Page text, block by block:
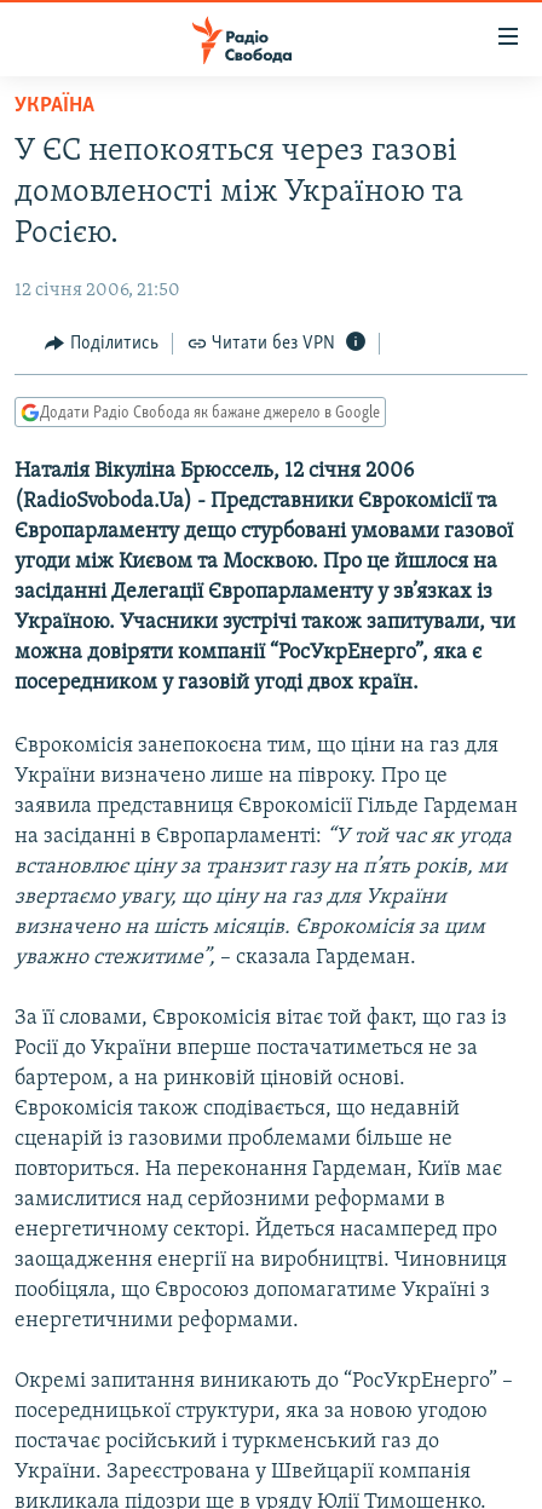
Перейти
основного
матеріалу
Перейти
до
основної
Перейти
до
пошуку
СТАТТІ
СУСПІЛЬСТВО
УКРАЇНА
СВІТ
РОСІЙСЬКА «ФІЛЬТРАЦІЯ»
ДОНБАС.РЕАЛІЇ
ТИ ЯК?
СХЕМИ
КИТАЙ.ВИКЛИКИ
МУЛЬТИМЕДІА
ФОТО
СПЕЦПРОЄКТИ
ПОДКАСТИ
КРИМ РЕАЛІЇ
РУС
УКР
КТАТ
Усі сайти RFE/RL
УКРАЇНА
У ЄС непокояться через газові
домовленості між Україною та
Росією.
12 січня 2006, 21:50
Поділитись Читати без VPN
Додати Радіо Свобода як бажане джерело в Google
Наталія Вікуліна Брюссель, 12 січня 2006
(RadioSvoboda.Ua) - Представники Єврокомісії та
Європарламенту дещо стурбовані умовами газової
угоди між Києвом та Москвою. Про це йшлося на
засіданні Делегації Європарламенту у зв’язках із
Україною. Учасники зустрічі також запитували, чи
можна довіряти компанії “РосУкрЕнерго”, яка є
посередником у газовій угоді двох країн.
Єврокомісія занепокоєна тим, що ціни на газ для
України визначено лише на півроку. Про це
заявила представниця Єврокомісії Гільде Гардеман
на засіданні в Європарламенті: “У той час як угода
встановлює ціну за транзит газу на п’ять років, ми
звертаємо увагу, що ціну на газ для України
визначено на шість місяців. Єврокомісія за цим
уважно стежитиме”, – сказала Гардеман.
За її словами, Єврокомісія вітає той факт, що газ із
Росії до України вперше постачатиметься не за
бартером, а на ринковій ціновій основі.
Єврокомісія також сподівається, що недавній
сценарій із газовими проблемами більше не
повториться. На переконання Гардеман, Київ має
замислитися над серйозними реформами в
енергетичному секторі. Йдеться насамперед про
заощадження енергії на виробництві. Чиновниця
пообіцяла, що Євросоюз допомагатиме Україні з
енергетичними реформами.
Окремі запитання виникають до “РосУкрЕнерго” –
посередницької структури, яка за новою угодою
постачає російський і туркменський газ до
України. Зареєстрована у Швейцарії компанія
викликала підозри ще в уряду Юлії Тимошенко.